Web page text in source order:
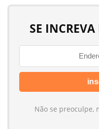
SE
Não se preoculpe,